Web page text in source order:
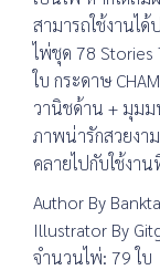
สามารถใช้งานไ
ไพ่ชุด 78
ใบ กระดาษ
วานิชด้าน + มุมม
ภาพน่ารักสวยงา
คลายไปกับใช้งา
Author By
Illustrator By
จำนวนไพ่: 79 ใบ